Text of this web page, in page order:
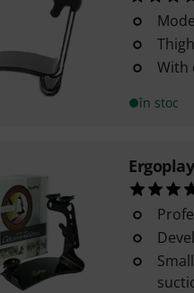
With
în stoc
Ergoplay